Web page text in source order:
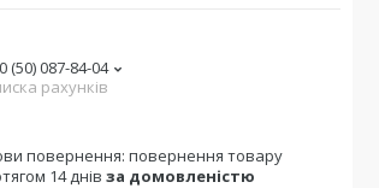
(50) 087-84-04
рахунків
повернення товару
14 днів за домовленістю